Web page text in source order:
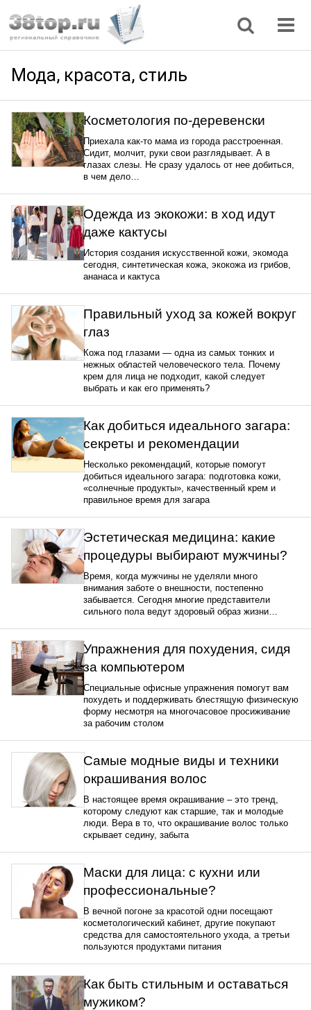
Мода, красота, стиль
Косметология по-деревенски
Приехала как-то мама из города расстроенная.
Сидит, молчит, руки свои разглядывает. А в
глазах слезы. Не сразу удалось от нее добиться,
в чем дело…
Одежда из экокожи: в ход идут
даже кактусы
История создания искусственной кожи, экомода
сегодня, синтетическая кожа, экокожа из грибов,
ананаса и кактуса
Правильный уход за кожей вокруг
глаз
Кожа под глазами — одна из самых тонких и
нежных областей человеческого тела. Почему
крем для лица не подходит, какой следует
выбрать и как его применять?
Как добиться идеального загара:
секреты и рекомендации
Несколько рекомендаций, которые помогут
добиться идеального загара: подготовка кожи,
«солнечные продукты», качественный крем и
правильное время для загара
Эстетическая медицина: какие
процедуры выбирают мужчины?
Время, когда мужчины не уделяли много
внимания заботе о внешности, постепенно
забывается. Сегодня многие представители
сильного пола ведут здоровый образ жизни…
Упражнения для похудения, сидя
за компьютером
Специальные офисные упражнения помогут вам
похудеть и поддерживать блестящую физическую
форму несмотря на многочасовое просиживание
за рабочим столом
Самые модные виды и техники
окрашивания волос
В настоящее время окрашивание – это тренд,
которому следуют как старшие, так и молодые
люди. Вера в то, что окрашивание волос только
скрывает седину, забыта
Маски для лица: с кухни или
профессиональные?
В вечной погоне за красотой одни посещают
косметологический кабинет, другие покупают
средства для самостоятельного ухода, а третьи
пользуются продуктами питания
Как быть стильным и оставаться
мужиком?